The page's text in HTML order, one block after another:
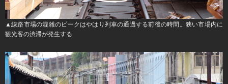
▲線路市場の混雑のピークはやはり列車の通過する前後の時間。狭い市場内に
観光客の渋滞が発生する